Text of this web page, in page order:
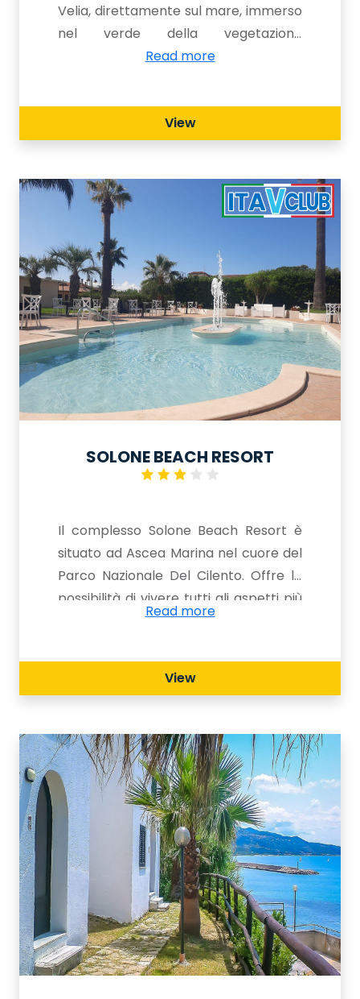
Velia, direttamente sul mare, immerso
nel verde della vegetazione
tipicamente mediterranea. La grande
famiglie con bambini. sicuri in cui
muoversi.
Read more
View
SOLONE BEACH RESORT
Il complesso Solone Beach Resort è
situato ad Ascea Marina nel cuore del
Parco Nazionale Del Cilento. Offre la
possibilità di vivere tutti gli aspetti più
accattivanti del territorio del Parco,
Velia, l’antica Elea, a soli 350 metri, alle
indimenticabili atmosfere naturali e
cristallino insignito ormai da molti anni
dalla Bandiera Blu.
Read more
View